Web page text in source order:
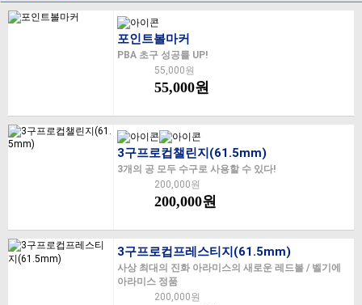
포인트볼마커
PBA 초구 성공률 UP!
55,000원
55,000원
3구프로컵챌린지(61.5mm)
3개의 공 모두 수구로 사용할 수 있다!
200,000원
200,000원
3구프로컵프레스티지(61.5mm)
사상 최대의 진화 아라미스의 새로운 레드볼 / 벨기에
아라미스 정품
200,000원